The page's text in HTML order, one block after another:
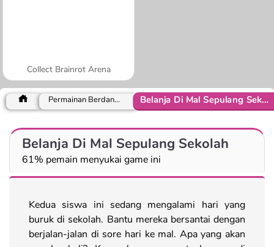
Collect Brainrot Arena
Permainan Berdandan Belanja Di Mal Sepulang Sekolah
Belanja Di Mal Sepulang Sekolah
61% pemain menyukai game ini
Kedua siswa ini sedang mengalami hari yang
buruk di sekolah. Bantu mereka bersantai dengan
berjalan-jalan di sore hari ke mal. Apa yang akan